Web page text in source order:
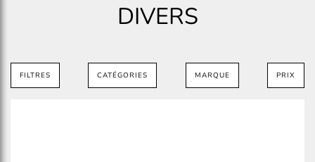
DIVERS
FILTRES CATÉGORIES MARQUE PRIX